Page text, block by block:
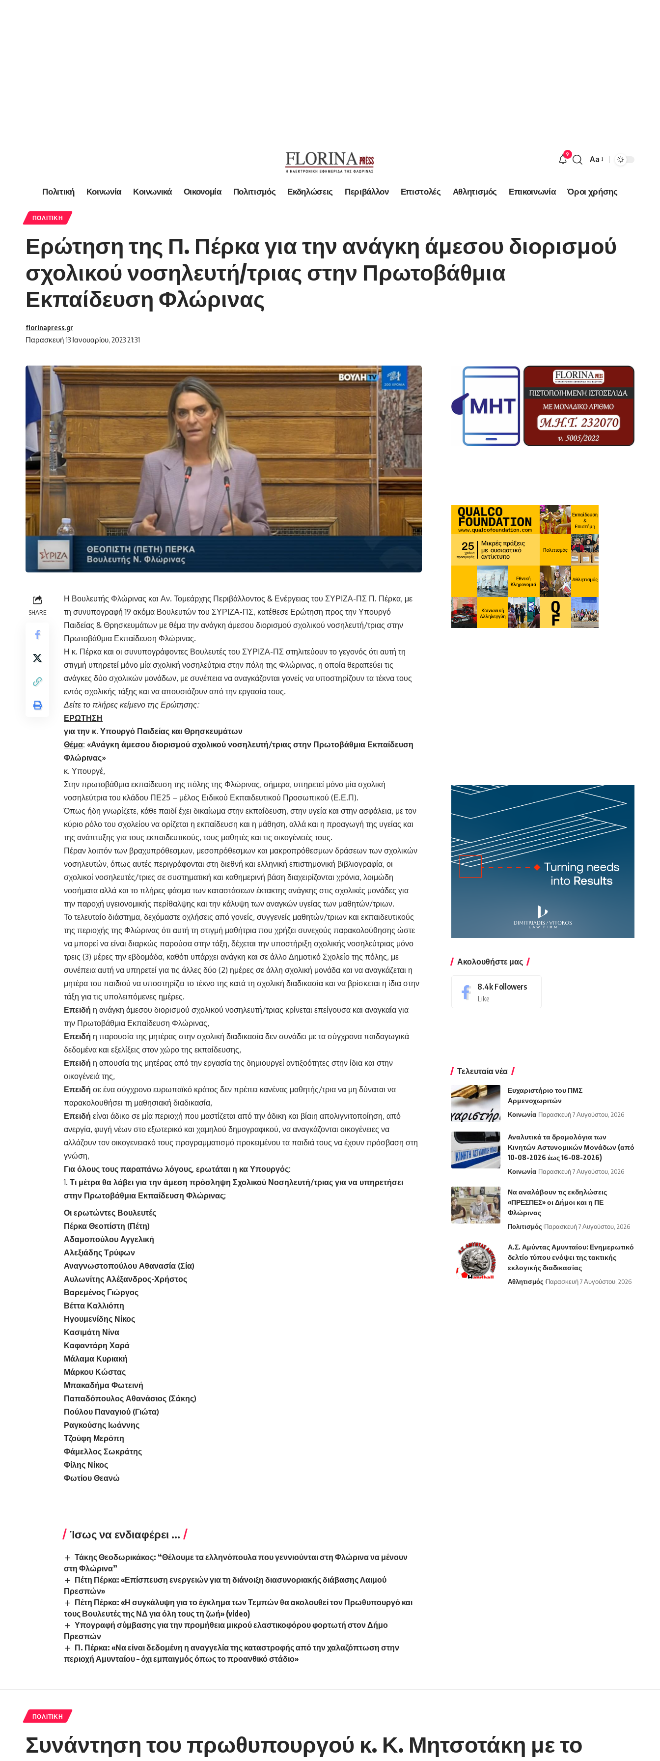
9
Font
Aa
Πολιτική Κοινωνία Κοινωνικά Οικονομία Πολιτισμός Εκδηλώσεις Περιβάλλον Επιστολές Αθλητισμός Επικοινωνία Όροι χρήσης
ΠΟΛΙΤΙΚΉ
Ερώτηση της Π. Πέρκα για την ανάγκη άμεσου διορισμού
σχολικού νοσηλευτή/τριας στην Πρωτοβάθμια
Εκπαίδευση Φλώρινας
Παρασκευή 13 Ιανουαρίου, 2023 21:31
florinapress.gr
SHARE
Η Βουλευτής Φλώρινας και Αν. Τομεάρχης Περιβάλλοντος & Ενέργειας του ΣΥΡΙΖΑ-ΠΣ Π. Πέρκα, με
τη συνυπογραφή 19 ακόμα Βουλευτών του ΣΥΡΙΖΑ-ΠΣ, κατέθεσε Ερώτηση προς την Υπουργό
Παιδείας & Θρησκευμάτων με θέμα την ανάγκη άμεσου διορισμού σχολικού νοσηλευτή/τριας στην
Πρωτοβάθμια Εκπαίδευση Φλώρινας.
Η κ. Πέρκα και οι συνυπογράφοντες Βουλευτές του ΣΥΡΙΖΑ-ΠΣ στηλιτεύουν το γεγονός ότι αυτή τη
στιγμή υπηρετεί μόνο μία σχολική νοσηλεύτρια στην πόλη της Φλώρινας, η οποία θεραπεύει τις
ανάγκες δύο σχολικών μονάδων, με συνέπεια να αναγκάζονται γονείς να υποστηρίζουν τα τέκνα τους
εντός σχολικής τάξης και να απουσιάζουν από την εργασία τους.
Δείτε το πλήρες κείμενο της Ερώτησης:
ΕΡΩΤΗΣΗ
για την κ. Υπουργό Παιδείας και Θρησκευμάτων
Θέμα: «Ανάγκη άμεσου διορισμού σχολικού νοσηλευτή/τριας στην Πρωτοβάθμια Εκπαίδευση
Φλώρινας»
κ. Υπουργέ,
Στην πρωτοβάθμια εκπαίδευση της πόλης της Φλώρινας, σήμερα, υπηρετεί μόνο μία σχολική
νοσηλεύτρια του κλάδου ΠΕ25 – μέλος Ειδικού Εκπαιδευτικού Προσωπικού (Ε.Ε.Π).
Όπως ήδη γνωρίζετε, κάθε παιδί έχει δικαίωμα στην εκπαίδευση, στην υγεία και στην ασφάλεια, με τον
κύριο ρόλο του σχολείου να ορίζεται η εκπαίδευση και η μάθηση, αλλά και η προαγωγή της υγείας και
της ανάπτυξης για τους εκπαιδευτικούς, τους μαθητές και τις οικογένειές τους.
Πέραν λοιπόν των βραχυπρόθεσμων, μεσοπρόθεσμων και μακροπρόθεσμων δράσεων των σχολικών
νοσηλευτών, όπως αυτές περιγράφονται στη διεθνή και ελληνική επιστημονική βιβλιογραφία, οι
σχολικοί νοσηλευτές/τριες σε συστηματική και καθημερινή βάση διαχειρίζονται χρόνια, λοιμώδη
νοσήματα αλλά και το πλήρες φάσμα των καταστάσεων έκτακτης ανάγκης στις σχολικές μονάδες για
την παροχή υγειονομικής περίθαλψης και την κάλυψη των αναγκών υγείας των μαθητών/τριων.
Το τελευταίο διάστημα, δεχόμαστε οχλήσεις από γονείς, συγγενείς μαθητών/τριων και εκπαιδευτικούς
της περιοχής της Φλώρινας ότι αυτή τη στιγμή μαθήτρια που χρήζει συνεχούς παρακολούθησης ώστε
να μπορεί να είναι διαρκώς παρούσα στην τάξη, δέχεται την υποστήριξη σχολικής νοσηλεύτριας μόνο
τρεις (3) μέρες την εβδομάδα, καθότι υπάρχει ανάγκη και σε άλλο Δημοτικό Σχολείο της πόλης, με
συνέπεια αυτή να υπηρετεί για τις άλλες δύο (2) ημέρες σε άλλη σχολική μονάδα και να αναγκάζεται η
μητέρα του παιδιού να υποστηρίζει το τέκνο της κατά τη σχολική διαδικασία και να βρίσκεται η ίδια στην
τάξη για τις υπολειπόμενες ημέρες.
Επειδή η ανάγκη άμεσου διορισμού σχολικού νοσηλευτή/τριας κρίνεται επείγουσα και αναγκαία για
την Πρωτοβάθμια Εκπαίδευση Φλώρινας,
Επειδή η παρουσία της μητέρας στην σχολική διαδικασία δεν συνάδει με τα σύγχρονα παιδαγωγικά
δεδομένα και εξελίξεις στον χώρο της εκπαίδευσης,
Επειδή η απουσία της μητέρας από την εργασία της δημιουργεί αντιξοότητες στην ίδια και στην
οικογένειά της,
Επειδή σε ένα σύγχρονο ευρωπαϊκό κράτος δεν πρέπει κανένας μαθητής/τρια να μη δύναται να
παρακολουθήσει τη μαθησιακή διαδικασία,
Επειδή είναι άδικο σε μία περιοχή που μαστίζεται από την άδικη και βίαιη απολιγνιτοποίηση, από
ανεργία, φυγή νέων στο εξωτερικό και χαμηλού δημογραφικού, να αναγκάζονται οικογένειες να
αλλάζουν τον οικογενειακό τους προγραμματισμό προκειμένου τα παιδιά τους να έχουν πρόσβαση στη
γνώση,
Για όλους τους παραπάνω λόγους, ερωτάται η κα Υπουργός:
Τι μέτρα θα λάβει για την άμεση πρόσληψη Σχολικού Νοσηλευτή/τριας για να υπηρετήσει
στην Πρωτοβάθμια Εκπαίδευση Φλώρινας;
Οι ερωτώντες Βουλευτές
Πέρκα Θεοπίστη (Πέτη)
Αδαμοπούλου Αγγελική
Αλεξιάδης Τρύφων
Αναγνωστοπούλου Αθανασία (Σία)
Αυλωνίτης Αλέξανδρος-Χρήστος
Βαρεμένος Γιώργος
Βέττα Καλλιόπη
Ηγουμενίδης Νίκος
Κασιμάτη Νίνα
Καφαντάρη Χαρά
Μάλαμα Κυριακή
Μάρκου Κώστας
Μπακαδήμα Φωτεινή
Παπαδόπουλος Αθανάσιος (Σάκης)
Πούλου Παναγιού (Γιώτα)
Ραγκούσης Ιωάννης
Τζούφη Μερόπη
Φάμελλος Σωκράτης
Φίλης Νίκος
Φωτίου Θεανώ
Ίσως να ενδιαφέρει ...
Τάκης Θεοδωρικάκος: “Θέλουμε τα ελληνόπουλα που γεννιούνται στη Φλώρινα να μένουν
στη Φλώρινα”
Πέτη Πέρκα: «Επίσπευση ενεργειών για τη διάνοιξη διασυνοριακής διάβασης Λαιμού
Πρεσπών»
Πέτη Πέρκα: «Η συγκάλυψη για το έγκλημα των Τεμπών θα ακολουθεί τον Πρωθυπουργό και
τους Βουλευτές της ΝΔ για όλη τους τη ζωή» (video)
Υπογραφή σύμβασης για την προμήθεια μικρού ελαστικοφόρου φορτωτή στον Δήμο
Πρεσπών
Π. Πέρκα: «Να είναι δεδομένη η αναγγελία της καταστροφής από την χαλαζόπτωση στην
περιοχή Αμυνταίου – όχι εμπαιγμός όπως το προανθικό στάδιο»
Ακολουθήστε μας
8.4k Followers
Like
Τελευταία νέα
Ευχαριστήριο του ΠΜΣ
Αρμενοχωριτών
Κοινωνία Παρασκευή 7 Αυγούστου, 2026
Αναλυτικά τα δρομολόγια των
Κινητών Αστυνομικών Μονάδων (από
10-08-2026 έως 16-08-2026)
Κοινωνία Παρασκευή 7 Αυγούστου, 2026
Να αναλάβουν τις εκδηλώσεις
«ΠΡΕΣΠΕΣ» οι Δήμοι και η ΠΕ
Φλώρινας
Πολιτισμός Παρασκευή 7 Αυγούστου, 2026
Α.Σ. Αμύντας Αμυνταίου: Ενημερωτικό
δελτίο τύπου ενόψει της τακτικής
εκλογικής διαδικασίας
Αθλητισμός Παρασκευή 7 Αυγούστου, 2026
ΠΟΛΙΤΙΚΉ
Συνάντηση του πρωθυπουργού κ. Κ. Μητσοτάκη με το